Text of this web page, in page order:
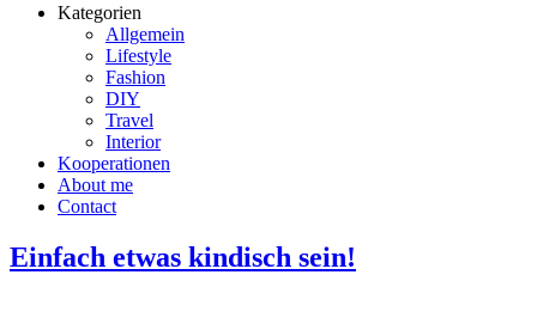
Kategorien
Allgemein
Lifestyle
Fashion
DIY
Travel
Interior
Kooperationen
About me
Contact
Einfach etwas kindisch sein!